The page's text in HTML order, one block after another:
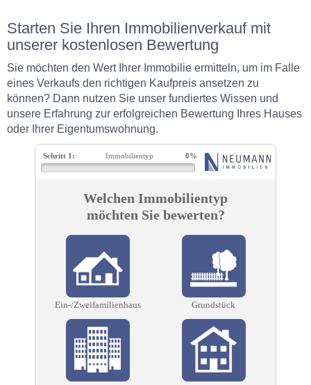
Starten Sie Ihren Immobilienverkauf mit
unserer kostenlosen Bewertung
Sie möchten den Wert Ihrer Immobilie ermitteln, um im Falle
eines Verkaufs den richtigen Kaufpreis ansetzen zu
können? Dann nutzen Sie unser fundiertes Wissen und
unsere Erfahrung zur erfolgreichen Bewertung Ihres Hauses
oder Ihrer Eigentumswohnung.